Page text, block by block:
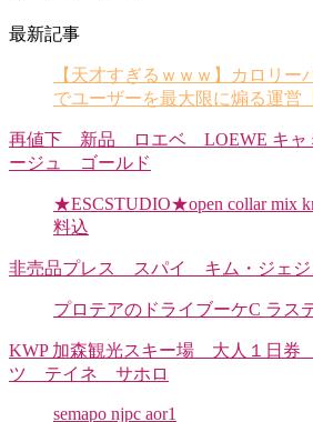
最新記事
【天才すぎるｗｗｗ】カロリー
でユーザーを最大限に煽る運営
再値下 新品 ロエベ LOEWE キ
ージュ ゴールド
★ESCSTUDIO★open collar mix
料込
非売品プレス スパイ キム・ジェジ
プロテアのドライブーケC ラス
KWP 加森観光スキー場 大人１日
ツ テイネ サホロ
semapo njpc aor1